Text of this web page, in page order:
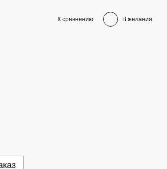
К сравнению В желания